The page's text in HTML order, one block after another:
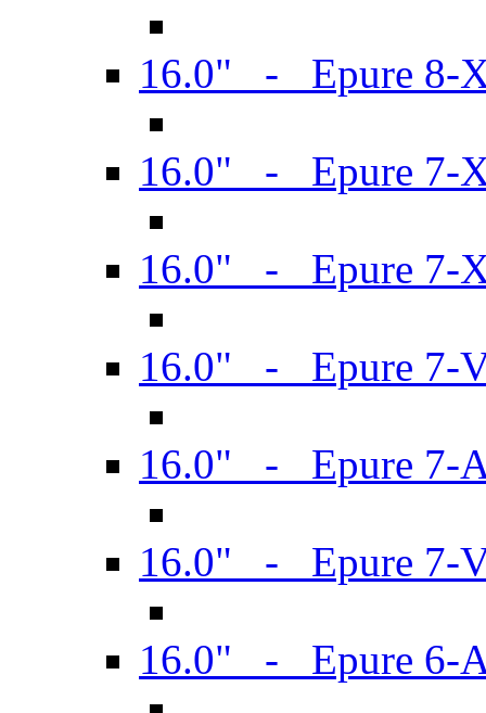
16.0" - Epure 8-
16.0" - Epure 7-
16.0" - Epure 7-
16.0" - Epure 7-
16.0" - Epure 7-
16.0" - Epure 7-
16.0" - Epure 6-